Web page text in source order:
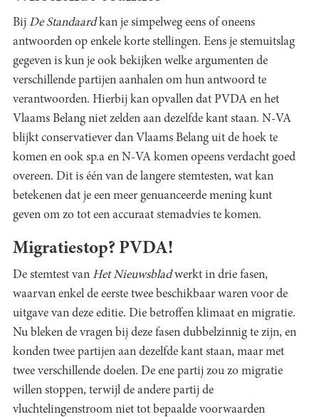
Bij De Standaardkan je simpelweg eens of oneens
antwoorden op enkele korte stellingen. Eens je stemuitslag
gegeven is kun je ook bekijken welke argumenten de
verschillende partijen aanhalen om hun antwoord te
verantwoorden. Hierbij kan opvallen dat PVDA en het
Vlaams Belang niet zelden aan dezelfde kant staan. N-VA
blijkt conservatiever dan Vlaams Belang uit de hoek te
komen en ook sp.a en N-VA komen opeens verdacht goed
overeen. Dit is één van de langere stemtesten, wat kan
betekenen dat je een meer genuanceerde mening kunt
geven om zo tot een accuraat stemadvies te komen.
Migratiestop? PVDA!
De stemtest van Het Nieuwsbladwerkt in drie fasen,
waarvan enkel de eerste twee beschikbaar waren voor de
uitgave van deze editie. Die betroffen klimaat en migratie.
Nu bleken de vragen bij deze fasen dubbelzinnig te zijn, en
konden twee partijen aan dezelfde kant staan, maar met
twee verschillende doelen. De ene partij zou zo migratie
willen stoppen, terwijl de andere partij de
vluchtelingenstroom niet tot bepaalde voorwaarden